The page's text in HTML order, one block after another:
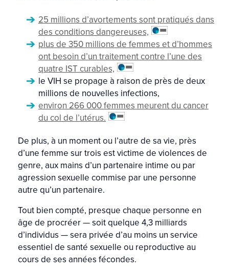
25 millions d’avortements sont pratiqués dans
des conditions dangereuses,
plus de 350 millions de femmes et d’hommes
ont besoin d’un traitement contre l’une des
quatre IST curables,
le VIH se propage à raison de près de deux
millions de nouvelles infections,
environ 266 000 femmes meurent du cancer
du col de l’utérus.
De plus, à un moment ou l’autre de sa vie, près
d’une femme sur trois est victime de violences de
genre, aux mains d’un partenaire intime ou par
agression sexuelle commise par une personne
autre qu’un partenaire.
Tout bien compté, presque chaque personne en
âge de procréer — soit quelque 4,3 milliards
d’individus — sera privée d’au moins un service
essentiel de santé sexuelle ou reproductive au
cours de ses années fécondes.